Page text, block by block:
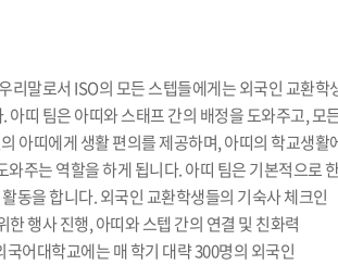
리말로서 ISO의 모든 스텝들에게는 외국인 교환학
아띠 팀은 아띠와 스태프 간의 배정을 도와주고, 모
아띠에게 생활 편의를 제공하며, 아띠의 학교생활
와주는 역할을 하게 됩니다. 아띠 팀은 기본적으로
동을 합니다. 외국인 교환학생들의 기숙사 체크인
한 행사 진행, 아띠와 스텝 간의 연결 및 친화력
국어대학교에는 매 학기 대략 300명의 외국인